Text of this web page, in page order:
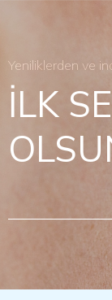
Yeniliklerden ve